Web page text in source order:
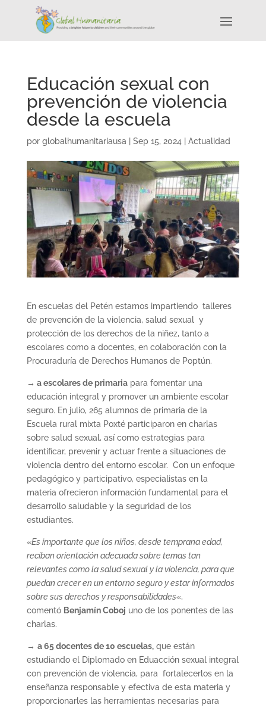
Educación sexual con
prevención de violencia
desde la escuela
por globalhumanitariausa Sep 15, 2024 Actualidad
En escuelas del Petén estamos impartiendo talleres
de prevención de la violencia, salud sexual y
protección de los derechos de la niñez, tanto a
escolares como a docentes, en colaboración con la
Procuraduría de Derechos Humanos de Poptún.
→ a escolares de primariapara fomentar una
educación integral y promover un ambiente escolar
seguro. En julio, 265 alumnos de primaria de la
Escuela rural mixta Poxté participaron en charlas
sobre salud sexual, así como estrategias para
identificar, prevenir y actuar frente a situaciones de
violencia dentro del entorno escolar. Con un enfoque
pedagógico y participativo, especialistas en la
materia ofrecieron información fundamental para el
desarrollo saludable y la seguridad de los
estudiantes.
«Es importante que los niños, desde temprana edad,
reciban orientación adecuada sobre temas tan
relevantes como la salud sexual y la violencia, para que
puedan crecer en un entorno seguro y estar informados
sobre sus derechos y responsabilidades«,
comentó Benjamín Coboj uno de los ponentes de las
charlas.
→ a 65 docentes de 10 escuelas,que están
estudiando el Diplomado en Eduacción sexual integral
con prevención de violencia, para fortalecerlos en la
enseñanza responsable y efectiva de esta materia y
proporcionarles las herramientas necesarias para